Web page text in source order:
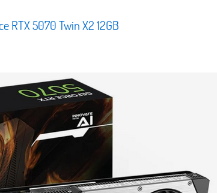
RTX 5070 Twin X2 12GB